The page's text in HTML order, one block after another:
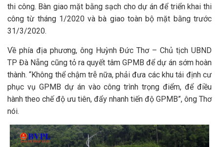
thi công. Bàn giao mặt bằng sạch cho dự án để triển khai thi
công từ tháng 1/2020 và bà giao toàn bộ mặt bằng trước
31/3/2020.
Về phía địa phương, ông Huỳnh Đức Thơ – Chủ tịch UBND
TP Đà Nẵng cũng tỏ ra quyết tâm GPMB để dự án sớm hoàn
thành. “Không thể chậm trễ nữa, phải đưa các khu tái định cư
phục vụ GPMB dự án vào công trình trọng điểm, để điều
hành theo chế độ ưu tiên, đẩy nhanh tiến độ GPMB”, ông Thơ
nói.